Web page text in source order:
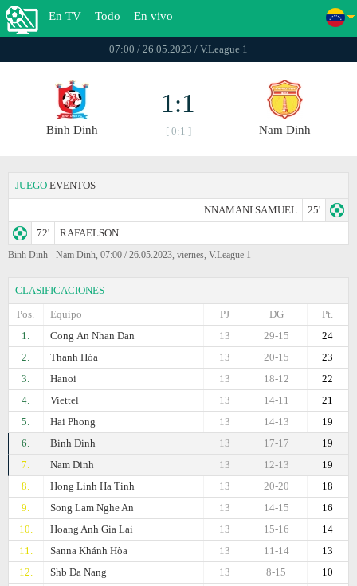
En TV | Todo | En vivo
07:00 / 26.05.2023 / V.League 1
Binh Dinh
1:1
[ 0:1 ] Nam Dinh
JUEGO EVENTOS
NNAMANI SAMUEL
25'
72'
RAFAELSON
Binh Dinh - Nam Dinh, 07:00 / 26.05.2023, viernes, V.League 1
CLASIFICACIONES
Pos.
Equipo Pt.
DG
PJ
1.
Cong Аn Nhan Dan 24
29-15
13
2.
Thanh Hóa 23
20-15
13
3.
Hanoi 22
18-12
13
4.
Viettel 21
14-11
13
5.
Hai Phong 19
14-13
13
6.
Binh Dinh 19
17-17
13
7.
Nam Dinh 19
12-13
13
8.
Hong Linh Ha Tinh 18
20-20
13
9.
Song Lam Nghe An 16
14-15
13
10.
Hoang Anh Gia Lai 14
15-16
13
11.
Sanna Khánh Hòa 13
11-14
13
12.
Shb Da Nang 10
8-15
13